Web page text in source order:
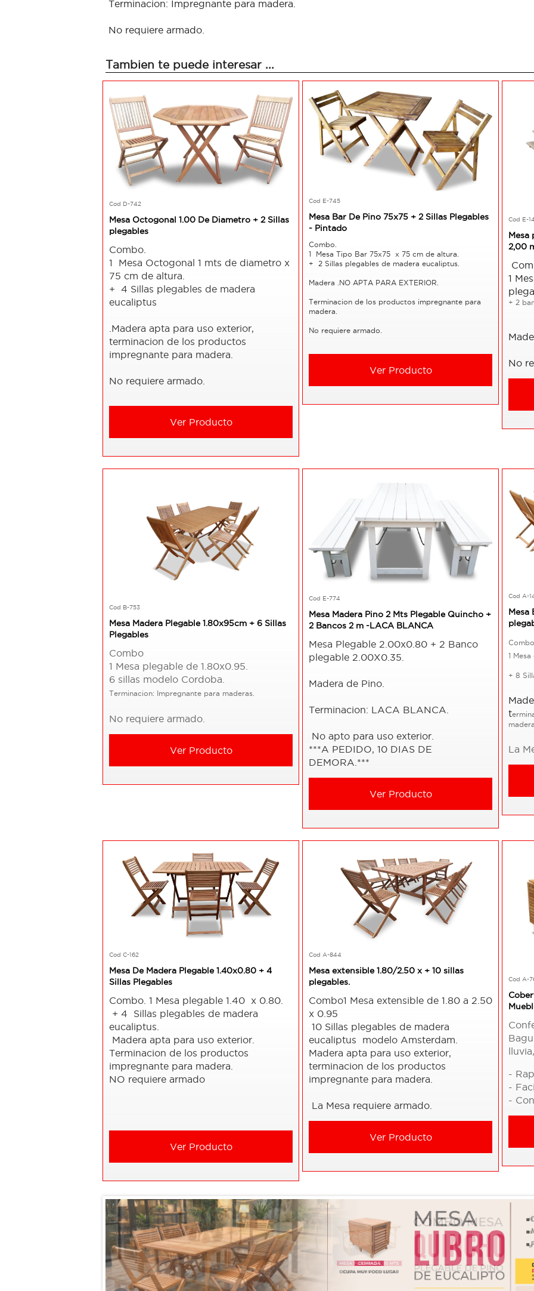
Terminacion: Impregnante para madera.
No requiere armado.
Tambien te puede interesar ...
Cod D-742
Mesa Octogonal 1.00 De Diametro + 2 Sillas
plegables
Combo.
1 Mesa Octogonal 1 mts de diametro x
75 cm de altura.
+ 4 Sillas plegables de madera
eucaliptus
.Madera apta para uso exterior,
terminacion de los productos
impregnante para madera.
No requiere armado.
Ver Producto
Cod E-745
Mesa Bar De Pino 75x75 + 2 Sillas Plegables
- Pintado
Combo.
1 Mesa Tipo Bar 75x75 x 75 cm de altura.
+ 2 Sillas plegables de madera eucaliptus.
Madera .NO APTA PARA EXTERIOR.
Terminacion de los productos impregnante para
madera.
No requiere armado.
Ver Producto
Cod E-
Mesa
2,00
1
+ 2
No
Cod B-753
Mesa Madera Plegable 1.80x95cm + 6 Sillas
Plegables
Combo
1 Mesa plegable de 1.80x0.95.
6 sillas modelo Cordoba.
Terminacion: Impregnante para maderas.
No requiere armado.
Ver Producto
Cod E-774
Mesa Madera Pino 2 Mts Plegable Quincho +
2 Bancos 2 m -LACA BLANCA
Mesa Plegable 2.00x0.80 + 2 Banco
plegable 2.00X0.35.
Madera de Pino.
Terminacion: LACA BLANCA.
No apto para uso exterior.
***A PEDIDO, 10 DIAS DE
DEMORA.***
Ver Producto
Cod A-
Mesa
1
+ 8
t
La
Cod C-162
Mesa De Madera Plegable 1.40x0.80 + 4
Sillas Plegables
Combo. 1 Mesa plegable 1.40 x 0.80.
+ 4 Sillas plegables de madera
eucaliptus.
Madera apta para uso exterior.
Terminacion de los productos
impregnante para madera.
NO requiere armado
Ver Producto
Cod A-844
Mesa extensible 1.80/2.50 x + 10 sillas
plegables.
Combo1 Mesa extensible de 1.80 a 2.50
x 0.95
10 Sillas plegables de madera
eucaliptus modelo Amsterdam.
Madera apta para uso exterior,
terminacion de los productos
impregnante para madera.
La Mesa requiere armado.
Ver Producto
Cod A-
-
-
-